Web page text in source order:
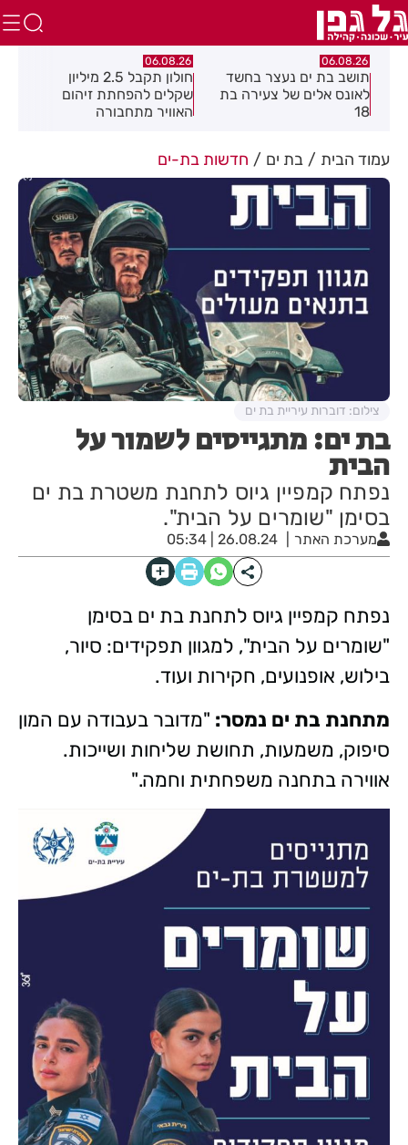
בחשד
צעירה בת
חולון תקבל 2.5 מיליון
שקלים להפחתת זיהום
נעצר תושב מודיעין
בחשד שאיים על מפקד
תחנת בני ברק–רמת גן
עמוד הבית בת ים חדשות בת-ים
בת ים: מתגייסים לשמור על
הבית
נפתח קמפיין גיוס לתחנת משטרת בת ים
בסימן "שומרים על הבית".
מערכת האתר 26.08.24 | 05:34
צילום: דוברות עיריית בת ים
נפתח קמפיין גיוס לתחנת בת ים בסימן
"שומרים על הבית", למגוון תפקידים: סיור,
בילוש, אופנועים, חקירות ועוד.
מתחנת בת ים נמסר: "מדובר בעבודה עם המון
סיפוק, משמעות, תחושת שליחות ושייכות.
אווירה בתחנה משפחתית וחמה."